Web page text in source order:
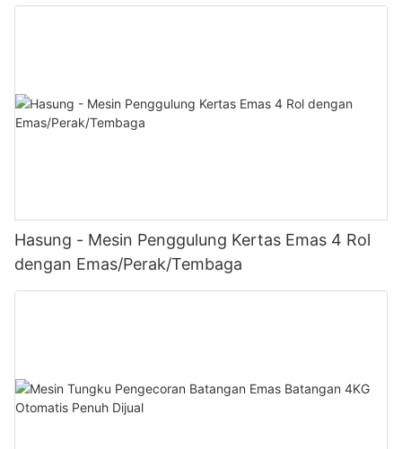
Hasung - Mesin Penggulung Kertas Emas 4 Rol
dengan Emas/Perak/Tembaga